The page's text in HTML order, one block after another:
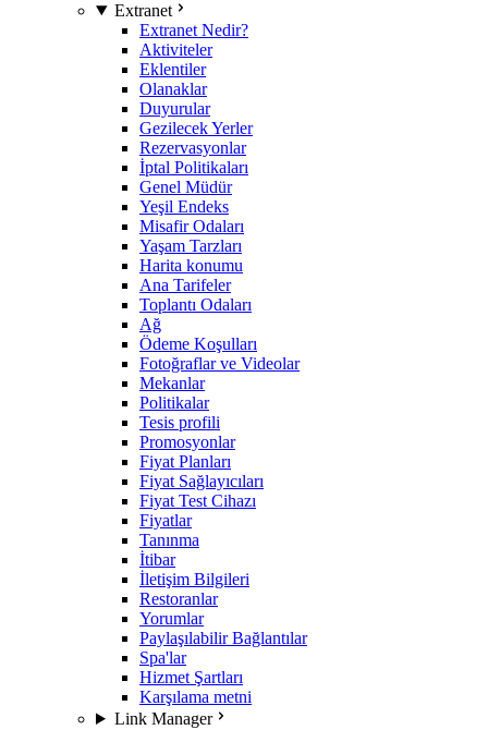
Extranet
Extranet Nedir?
Aktiviteler
Eklentiler
Olanaklar
Duyurular
Gezilecek Yerler
Rezervasyonlar
İptal Politikaları
Genel Müdür
Yeşil Endeks
Misafir Odaları
Yaşam Tarzları
Harita konumu
Ana Tarifeler
Toplantı Odaları
Ağ
Ödeme Koşulları
Fotoğraflar ve Videolar
Mekanlar
Politikalar
Tesis profili
Promosyonlar
Fiyat Planları
Fiyat Sağlayıcıları
Fiyat Test Cihazı
Fiyatlar
Tanınma
İtibar
İletişim Bilgileri
Restoranlar
Yorumlar
Paylaşılabilir Bağlantılar
Spa'lar
Hizmet Şartları
Karşılama metni
Link Manager